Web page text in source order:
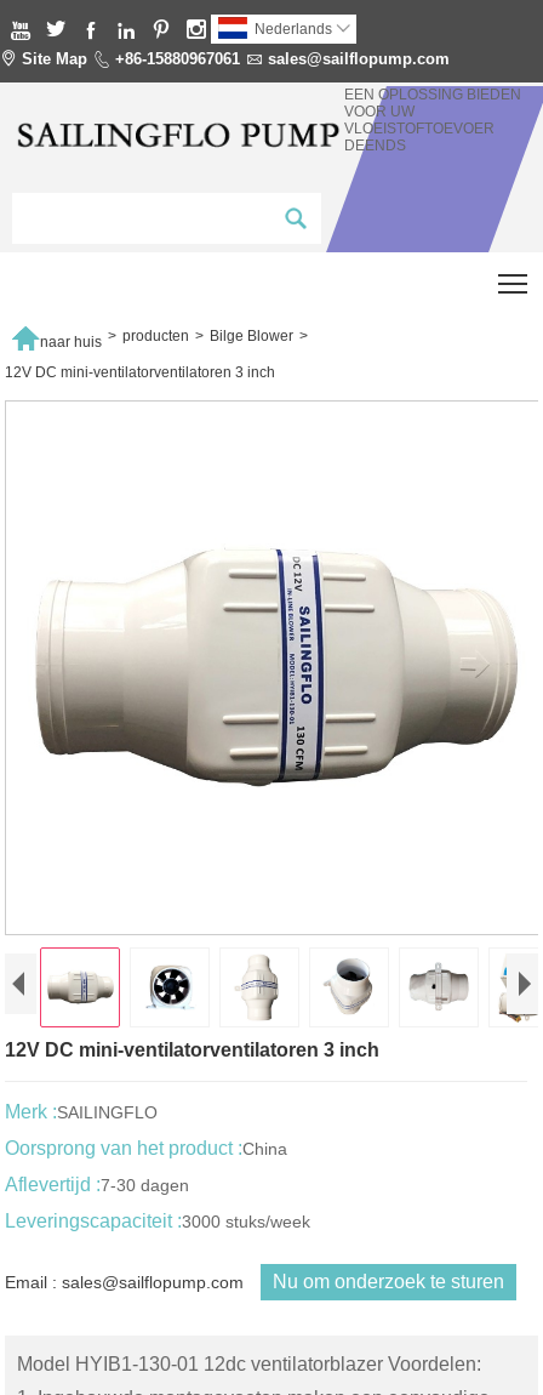
      Nederlands 
 Site Map  +86-15880967061  sales@sailflopump.com
EEN OPLOSSING BIEDEN
VOOR UW
VLOEISTOFTOEVOER
DEENDS
naar huis > producten > Bilge Blower >
12V DC mini-ventilatorventilatoren 3 inch
12V DC mini-ventilatorventilatoren 3 inch
Merk :SAILINGFLO
Oorsprong van het product :China
Aflevertijd :7-30 dagen
Leveringscapaciteit :3000 stuks/week
Email : sales@sailflopump.com Nu om onderzoek te sturen
Model HYIB1-130-01 12dc ventilatorblazer Voordelen: